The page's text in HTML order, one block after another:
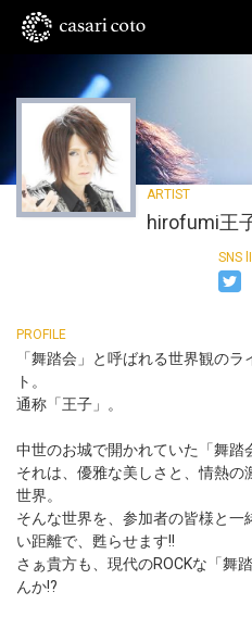
hirofumi王
「舞踏会」と呼ばれる世界観の
ト。
通称「王子」。
中世のお城で開かれていた「舞踏
それは、優雅な美しさと、情熱の
世界。
そんな世界を、参加者の皆様と
い距離で、甦らせます!!
さぁ貴方も、現代のROCKな「舞
んか!?